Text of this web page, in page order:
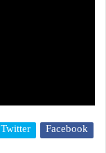
Facebook
Twitter